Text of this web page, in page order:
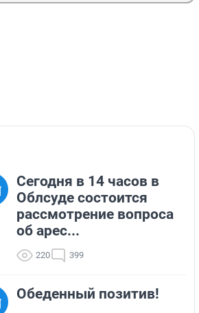
Сегодня в 14 часов в
Облсуде состоится
рассмотрение вопроса
об арес...
220 399
Обеденный позитив!